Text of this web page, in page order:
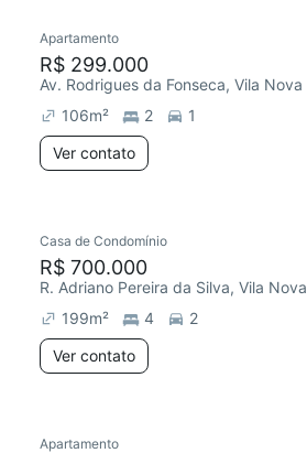
Redecorar
Apartamento
R$ 299.000
Av. Rodrigues da Fonseca, Vila Nova
106m² 2
1
Ver contato
Redecorar
Casa de Condomínio
R$ 700.000
R. Adriano Pereira da Silva, Vila Nova
199m² 4
2
Ver contato
Apartamento